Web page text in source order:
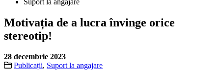
Motivația de a lucra învinge orice
stereotip!
28 decembrie 2023
Publicații, Suport la angajare